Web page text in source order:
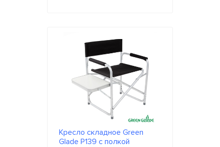
Кресло складное Green
Glade Р139 с полкой